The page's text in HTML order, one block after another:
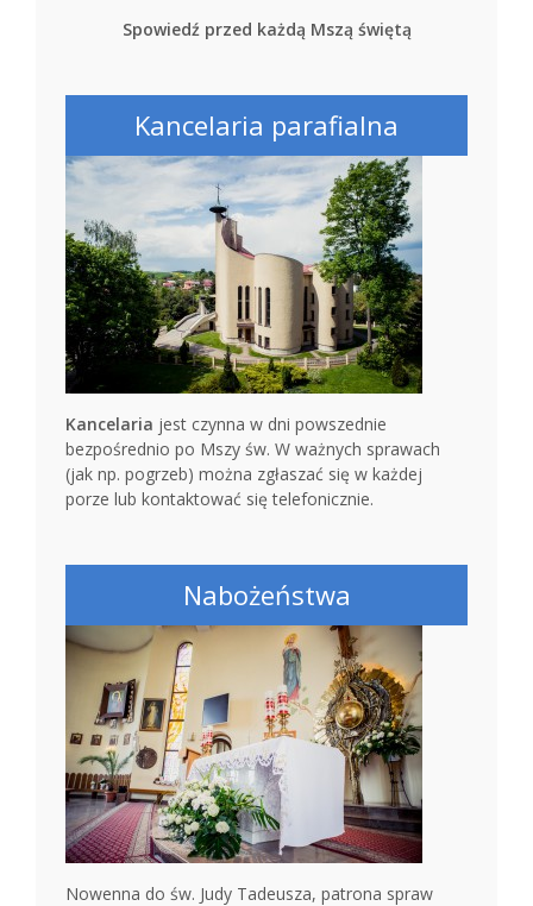
Spowiedź przed każdą Mszą świętą
Kancelaria parafialna
Kancelaria jest czynna w dni powszednie
bezpośrednio po Mszy św. W ważnych sprawach
(jak np. pogrzeb) można zgłaszać się w każdej
porze lub kontaktować się telefonicznie.
Nabożeństwa
Nowenna do św. Judy Tadeusza, patrona spraw